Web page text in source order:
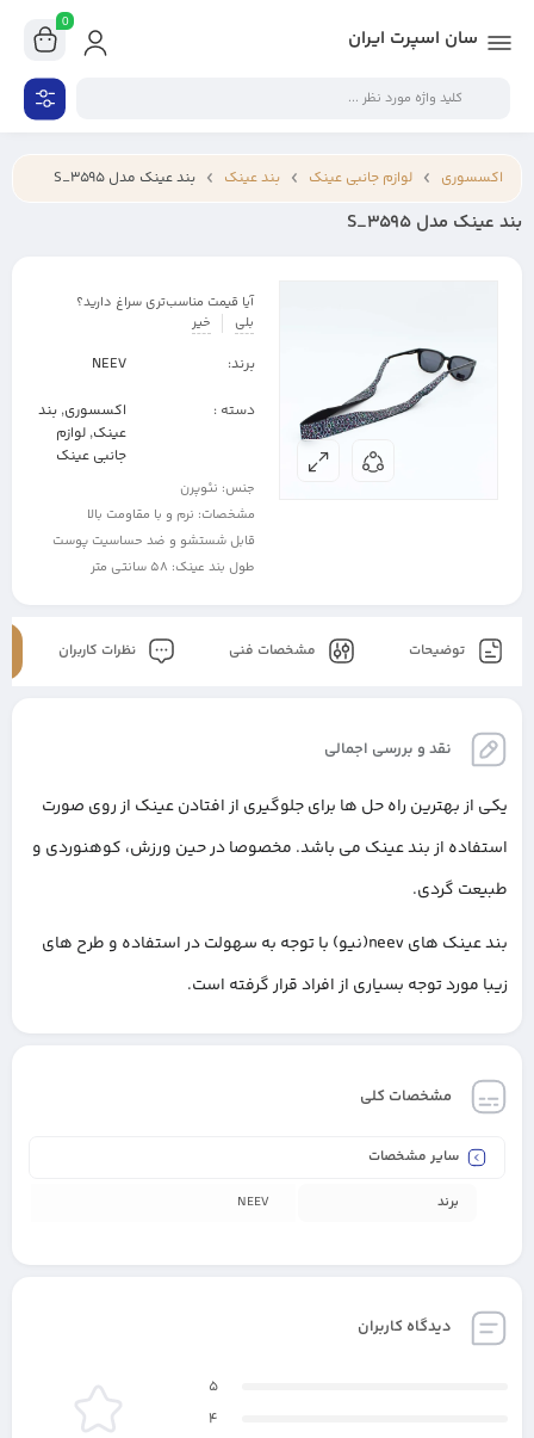
سان اسپرت ایران
0
اکسسوری لوازم جانبی عینک بند عینک بند عینک مدل S_3595
بند عینک مدل S_3595
آیا قیمت مناسب‌تری سراغ دارید؟
بلی
خیر
برند: NEEV
دسته : اکسسوری, بند
عینک, لوازم
جانبی عینک
جنس: نئوپرن
مشخصات: نرم و با مقاومت بالا
قابل شستشو و ضد حساسیت پوست
طول بند عینک: 58 سانتی متر
توضیحات مشخصات فنی نظرات کاربران
نقد و بررسی اجمالی
یکی از بهترین راه حل ها برای جلوگیری از افتادن عینک از روی صورت
استفاده از بند عینک می باشد. مخصوصا در حین ورزش، کوهنوردی و
طبیعت گردی.
بند عینک های neev(نیو) با توجه به سهولت در استفاده و طرح های
زیبا مورد توجه بسیاری از افراد قرار گرفته است.
مشخصات کلی
سایر مشخصات
برند NEEV
دیدگاه کاربران
5
4